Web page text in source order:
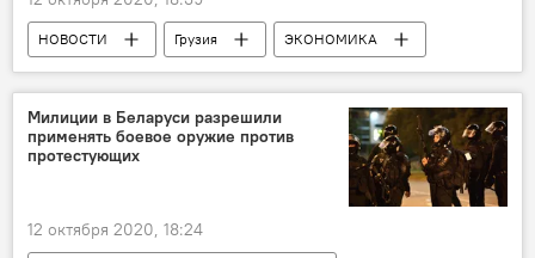
НОВОСТИ Грузия
ЭКОНОМИКА
Ассоциация производителей фундука
Милиции в Беларуси разрешили
применять боевое оружие против
протестующих
12 октября 2020, 18:24